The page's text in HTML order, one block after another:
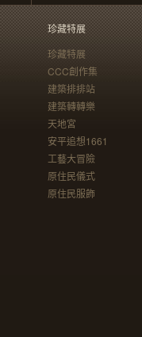
珍藏特展
珍藏特展
CCC創作集
建築排排站
建築轉轉樂
天地宮
安平追想1661
工藝大冒險
原住民儀式
原住民服飾